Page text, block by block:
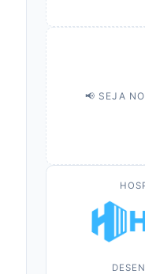
📢 SEJA